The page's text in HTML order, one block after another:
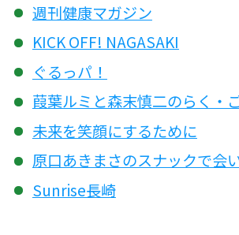
週刊健康マガジン
KICK OFF! NAGASAKI
ぐるっパ！
葭葉ルミと森末慎二のらく・
未来を笑顔にするために
原口あきまさのスナックで会
Sunrise長崎